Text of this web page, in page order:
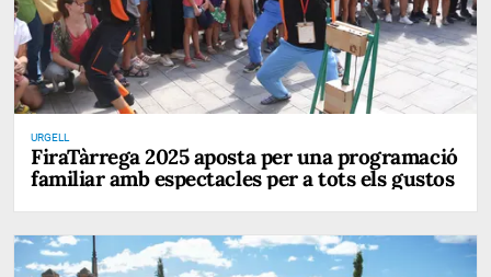
URGELL
FiraTàrrega 2025 aposta per una programació
familiar amb espectacles per a tots els gustos